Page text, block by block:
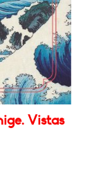
Vistas